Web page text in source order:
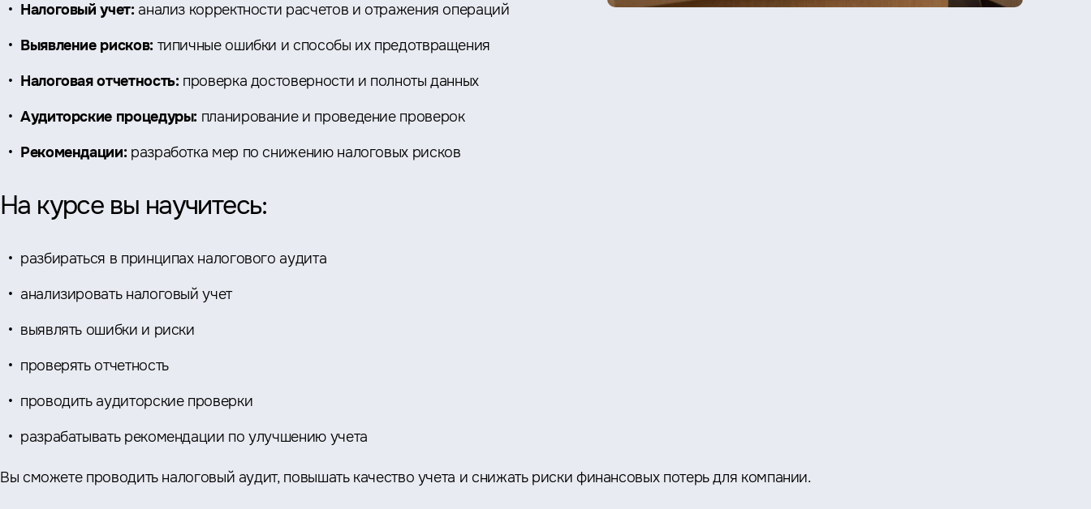
Налоговый учет: анализ корректности расчетов и отражения операций
Выявление рисков: типичные ошибки и способы их предотвращения
Налоговая отчетность: проверка достоверности и полноты данных
Аудиторские процедуры: планирование и проведение проверок
Рекомендации: разработка мер по снижению налоговых рисков
На курсе вы научитесь:
разбираться в принципах налогового аудита
анализировать налоговый учет
выявлять ошибки и риски
проверять отчетность
проводить аудиторские проверки
разрабатывать рекомендации по улучшению учета
Вы сможете проводить налоговый аудит, повышать качество учета и снижать риски финансовых потерь для компании.